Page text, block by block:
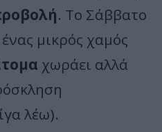
. Το Σάββατο
μικρός χαμός
χωράει αλλά
λέω).